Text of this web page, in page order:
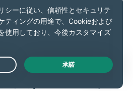
リズムは、「保存しておいて後
制的な脅威からデータを保護す
これにより、オンラインデータ
護の両方が実現します。私たち
な包括的なソリューションを選
包括的なソフトウェアには、パ
Live Chat